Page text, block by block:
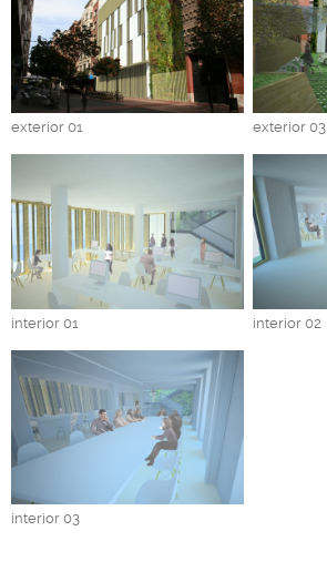
exterior 01 exterior 03
interior 01 interior 02
interior 03